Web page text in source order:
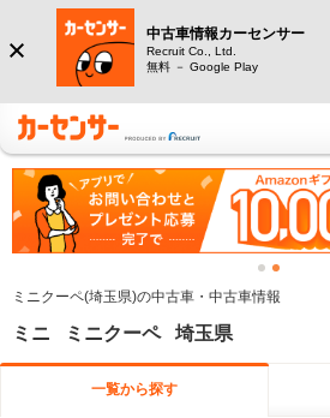
中古車情報カーセンサー
Recruit Co., Ltd.
無料 － Google Play
ミニクーペ(埼玉県)の中古車・中古車情報
ミニ ミニクーペ 埼玉県
一覧から探す